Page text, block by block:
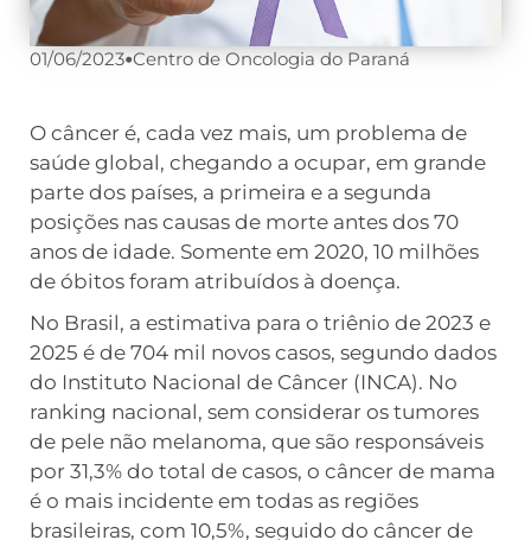
01/06/2023•Centro de Oncologia do Paraná
O câncer é, cada vez mais, um problema de
saúde global, chegando a ocupar, em grande
parte dos países, a primeira e a segunda
posições nas causas de morte antes dos 70
anos de idade. Somente em 2020, 10 milhões
de óbitos foram atribuídos à doença.
No Brasil, a estimativa para o triênio de 2023 e
2025 é de 704 mil novos casos, segundo dados
do Instituto Nacional de Câncer (INCA). No
ranking nacional, sem considerar os tumores
de pele não melanoma, que são responsáveis
por 31,3% do total de casos, o câncer de mama
é o mais incidente em todas as regiões
brasileiras, com 10,5%, seguido do câncer de